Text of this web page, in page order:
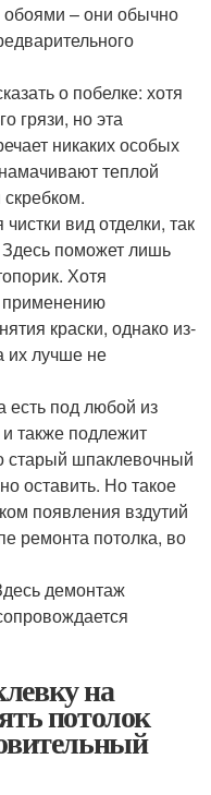
обоями – они обычно
о побелке: хотя
грязи, но эта
никаких особых
теплой
вид отделки, так
Здесь поможет лишь
Хотя
применению
краски, однако из-
их лучше не
есть под любой из
также подлежит
старый шпаклевочный
оставить. Но такое
появления вздутий
ремонта потолка, во
демонтаж
на
потолок